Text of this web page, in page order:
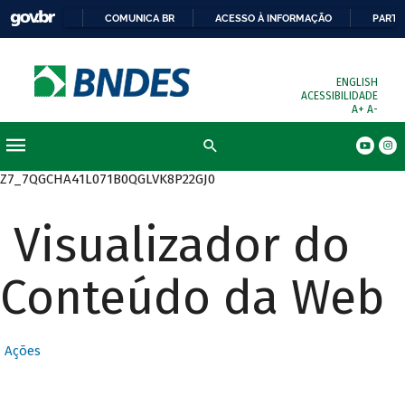
COMUNICA BR ACESSO À INFORMAÇÃO
ENGLISH
ACESSIBILIDADE
A+ A-
Z7_7QGCHA41L071B0QGLVK8P22GJ0
Visualizador do
Conteúdo da Web
Ações